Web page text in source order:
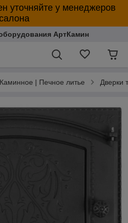
уточняйте у менеджеров
АртКамин
Каминное | Печное литье Дверки